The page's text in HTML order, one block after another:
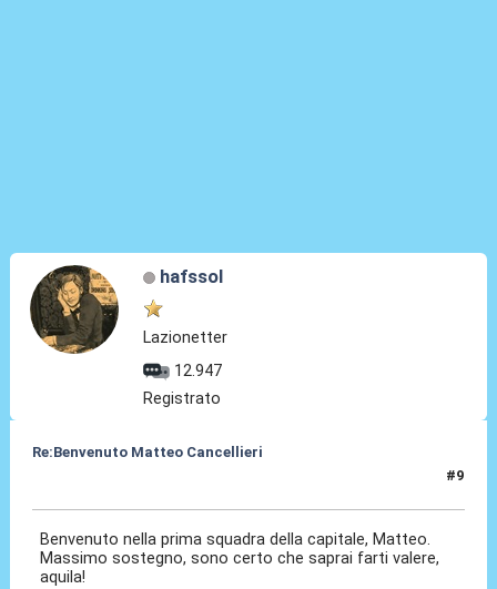
hafssol
Lazionetter
12.947
Registrato
Re:Benvenuto Matteo Cancellieri
#9
Benvenuto nella prima squadra della capitale, Matteo.
Massimo sostegno, sono certo che saprai farti valere,
aquila!